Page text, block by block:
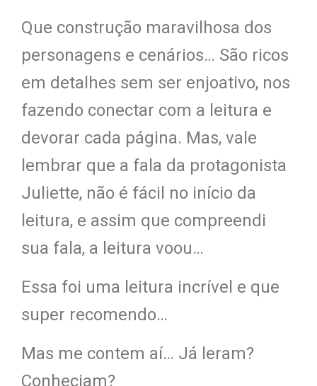
Que construção maravilhosa dos
personagens e cenários… São ricos
em detalhes sem ser enjoativo, nos
fazendo conectar com a leitura e
devorar cada página. Mas, vale
lembrar que a fala da protagonista
Juliette, não é fácil no início da
leitura, e assim que compreendi
sua fala, a leitura voou…
Essa foi uma leitura incrível e que
super recomendo…
Mas me contem aí… Já leram?
Conheciam?